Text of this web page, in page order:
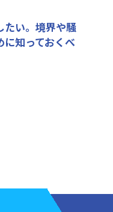
たい。境界や騒
知っておくべ